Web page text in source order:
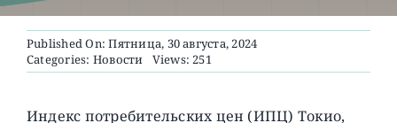
О ПРОЕКТЕ
Published On: Пятница, 30 августа, 2024
Categories: Новости Views: 251
Индекс потребительских цен (ИПЦ) Токио,